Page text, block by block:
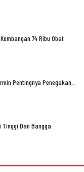
74 Ribu Obat
Pentingnya Penegakan…
Dan Bangga